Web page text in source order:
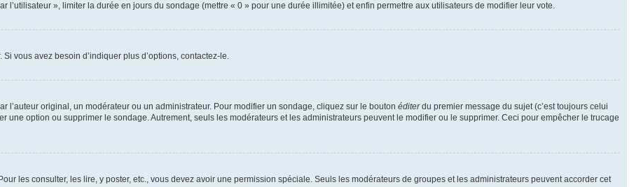
l’utilisateur », limiter la durée en jours du sondage (mettre « 0 » pour une durée illimitée) et enfin permettre aux utilisateurs de modifier leur vote.
vous avez besoin d’indiquer plus d’options, contactez-le.
l’auteur original, un modérateur ou un administrateur. Pour modifier un sondage, cliquez sur le bouton éditerdu premier message du sujet (c’est toujours celui
une option ou supprimer le sondage. Autrement, seuls les modérateurs et les administrateurs peuvent le modifier ou le supprimer. Ceci pour empêcher le trucage
les consulter, les lire, y poster, etc., vous devez avoir une permission spéciale. Seuls les modérateurs de groupes et les administrateurs peuvent accorder cet